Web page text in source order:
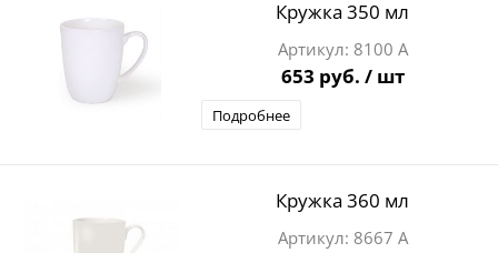
Кружка 350 мл
8100 А
653 руб. / шт
Подробнее
Кружка 360 мл
8667 А